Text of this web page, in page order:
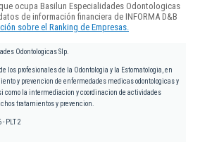
ocupa Basilun Especialidades Odontologicas
de información financiera de INFORMA D&B
sobre el Ranking de Empresas.
Odontologicas Slp.
los profesionales de la Odontologia y la Estomatologia, en
y prevencion de enfermedades medicas odontologicas y
como la intermediacion y coordinacion de actividades
tratamientos y prevencion.
- PLT 2